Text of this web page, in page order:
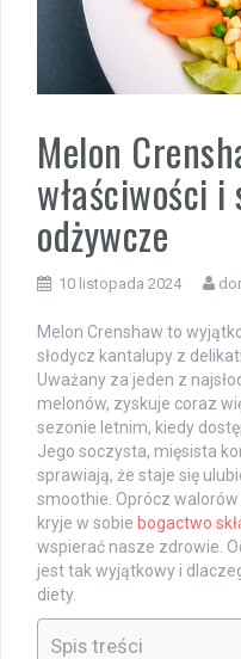
Melon
właściwości i
odżywcze
10 listopada 2024
Melon Crenshaw to
słodycz kantalupy z
Uważany za jeden z
melonów, zyskuje coraz
sezonie letnim, kiedy
Jego soczysta, mięsista
sprawiają, że staje się
smoothie. Oprócz
kryje w sobie bogactwo
wspierać nasze zdrowie.
jest tak wyjątkowy i
diety.
Spis treści